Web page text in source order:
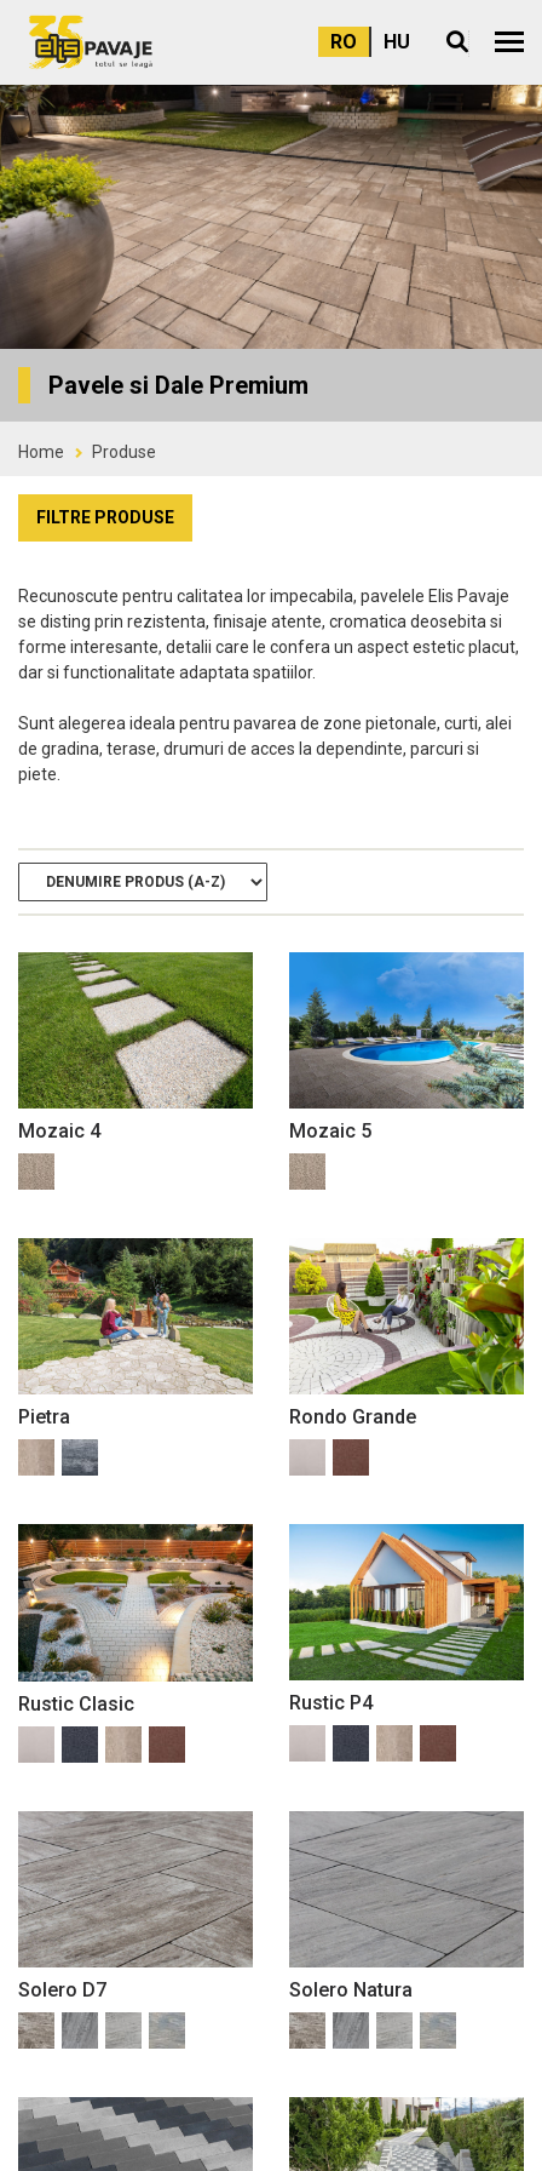
RO HU Meniu
Pavele si Dale Premium
Home Produse
FILTRE PRODUSE
Recunoscute pentru calitatea lor impecabila, pavelele Elis Pavaje
se disting prin rezistenta, finisaje atente, cromatica deosebita si
forme interesante, detalii care le confera un aspect estetic placut,
dar si functionalitate adaptata spatiilor.
Sunt alegerea ideala pentru pavarea de zone pietonale, curti, alei
de gradina, terase, drumuri de acces la dependinte, parcuri si
piete.
Mozaic 4 Mozaic 5
Pietra Rondo Grande
Rustic Clasic Rustic P4
Solero D7 Solero Natura